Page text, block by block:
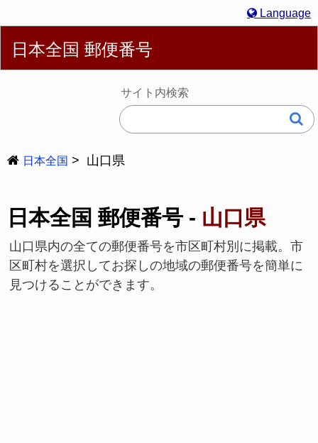
Language
Deutsch
Français Bahasa Melayu
日本語
日本全国 郵便番号
サイト内検索
日本全国 山口県
日本全国 郵便番号 - 山口県
山口県内の全ての郵便番号を市区町村別に掲載。市
区町村を選択してお探しの地域の郵便番号を簡単に
見つけることができます。